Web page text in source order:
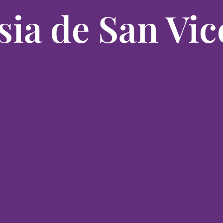
de San